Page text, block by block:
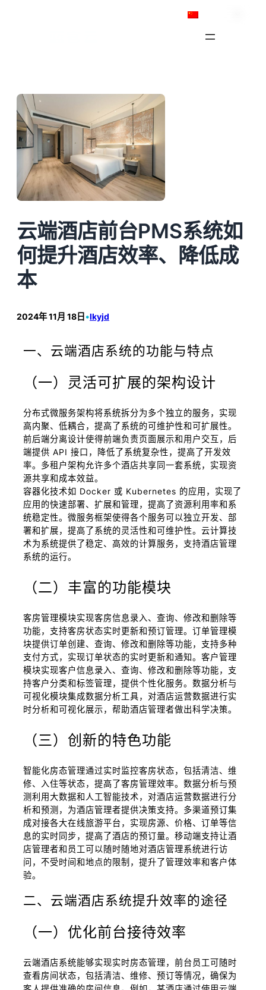
云端酒店前台PMS系统如
何提升酒店效率、降低成
本
2024年 11月 18日 •lkyjd
一、云端酒店系统的功能与特点
（一）灵活可扩展的架构设计
分布式微服务架构将系统拆分为多个独立的服务，实现
高内聚、低耦合，提高了系统的可维护性和可扩展性。
前后端分离设计使得前端负责页面展示和用户交互，后
端提供 API 接口，降低了系统复杂性，提高了开发效
率。多租户架构允许多个酒店共享同一套系统，实现资
源共享和成本效益。
容器化技术如 Docker 或 Kubernetes 的应用，实现了
应用的快速部署、扩展和管理，提高了资源利用率和系
统稳定性。微服务框架使得各个服务可以独立开发、部
署和扩展，提高了系统的灵活性和可维护性。云计算技
术为系统提供了稳定、高效的计算服务，支持酒店管理
系统的运行。
（二）丰富的功能模块
客房管理模块实现客房信息录入、查询、修改和删除等
功能，支持客房状态实时更新和预订管理。订单管理模
块提供订单创建、查询、修改和删除等功能，支持多种
支付方式，实现订单状态的实时更新和通知。客户管理
模块实现客户信息录入、查询、修改和删除等功能，支
持客户分类和标签管理，提供个性化服务。数据分析与
可视化模块集成数据分析工具，对酒店运营数据进行实
时分析和可视化展示，帮助酒店管理者做出科学决策。
（三）创新的特色功能
智能化房态管理通过实时监控客房状态，包括清洁、维
修、入住等状态，提高了客房管理效率。数据分析与预
测利用大数据和人工智能技术，对酒店运营数据进行分
析和预测，为酒店管理者提供决策支持。多渠道预订集
成对接各大在线旅游平台，实现房源、价格、订单等信
息的实时同步，提高了酒店的预订量。移动端支持让酒
店管理者和员工可以随时随地对酒店管理系统进行访
问，不受时间和地点的限制，提升了管理效率和客户体
验。
二、云端酒店系统提升效率的途径
（一）优化前台接待效率
云端酒店系统能够实现实时房态管理，前台员工可随时
查看房间状态，包括清洁、维修、预订等情况，确保为